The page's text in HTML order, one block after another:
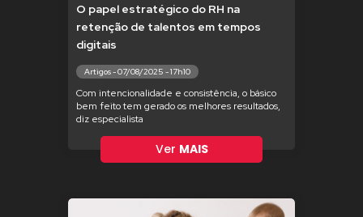
O papel estratégico do RH na
retenção de talentos em tempos
digitais
Artigos - 07/08/2025 - 17h10
Com intencionalidade e consistência, o básico
bem feito tem gerado os melhores resultados,
diz especialista
Ver MAIS